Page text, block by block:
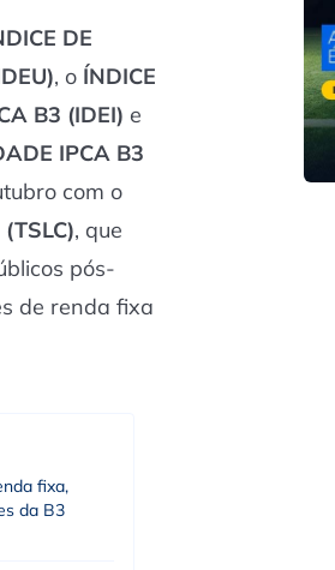
DE
, o ÍNDICE
B3 (IDEI) e
IPCA B3
com o
, que
pós-
de renda fixa
fixa,
da B3